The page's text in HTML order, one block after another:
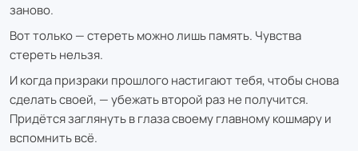
заново.
Вот только — стереть можно лишь память. Чувства
стереть нельзя.
И когда призраки прошлого настигают тебя, чтобы снова
сделать своей, — убежать второй раз не получится.
Придётся заглянуть в глаза своему главному кошмару и
вспомнить всё.